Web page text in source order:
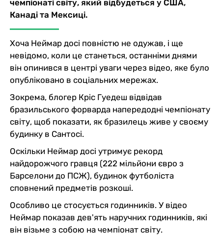
чемпіонаті світу, який відбудеться у США,
Канаді та Мексиці.
Хоча Неймар досі повністю не одужав, і ще
невідомо, коли це станеться, останніми днями
він опинився в центрі уваги через відео, яке було
опубліковано в соціальних мережах.
Зокрема, блогер Кріс Гуедеш відвідав
бразильського форварда напередодні чемпіонату
світу, щоб показати, як бразилець живе у своєму
будинку в Сантосі.
Оскільки Неймар досі утримує рекорд
найдорожчого гравця (222 мільйони євро з
Барселони до ПСЖ), будинок футболіста
сповнений предметів розкоші.
Особливо це стосується годинників. У відео
Неймар показав дев'ять наручних годинників, які
він візьме з собою на чемпіонат світу.